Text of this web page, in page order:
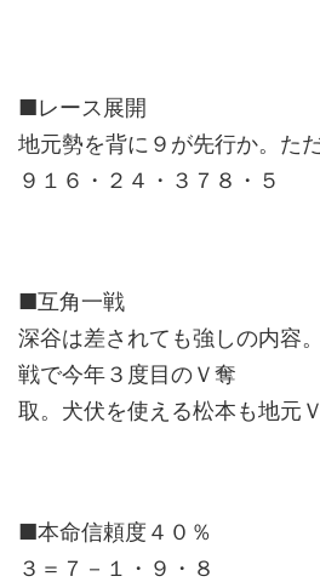
■レース展開
地元勢を背に９が先行か。た
９１６・２４・３７８・５
■互角一戦
深谷は差されても強しの内容
戦で今年３度目のＶ奪
取。犬伏を使える松本も地元Ｖ
■本命信頼度４０％
３＝７－１・９・８